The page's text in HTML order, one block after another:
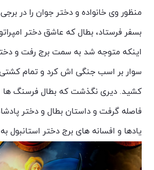
منظور وی خانواده و دختر جوان را در
بسفر فرستاد، بطال که عاشق دختر
اینکه متوجه شد به سمت برج رفت و دختر
سوار بر اسب جنگی اش کرد و تمام
کشید. دیری نگذشت که بطال فرسنگ ها
فاصله گرفت و داستان بطال و دختر
یادها و افسانه های برج دختر استانبول